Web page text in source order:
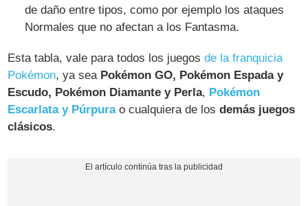
de daño entre tipos, como por ejemplo los ataques
Normales que no afectan a los Fantasma.
Esta tabla, vale para todos los juegosde la franquicia
Pokémon, ya sea Pokémon GO, Pokémon Espada y
Escudo, Pokémon Diamante y Perla, Pokémon
Escarlata y Púrpurao cualquiera de losdemás juegos
clásicos.